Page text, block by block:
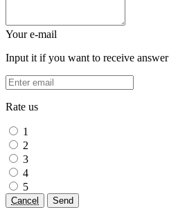
Your e-mail
Input it if you want to receive answer
Rate us
1
2
3
4
5
Cancel Send